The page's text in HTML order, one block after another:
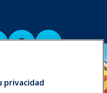
privacidad